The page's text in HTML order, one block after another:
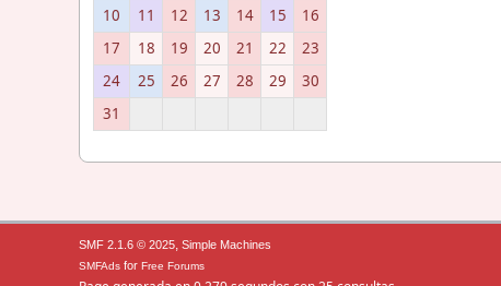
10
11 12 13 14 15
16
17
18 19 20 21 22
23
24
25 26 27 28 29
30
31
SMF 2.1.6 © 2025, Simple Machines
SMFAds for Free Forums